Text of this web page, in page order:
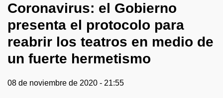
Coronavirus: el Gobierno
presenta el protocolo para
reabrir los teatros en medio de
un fuerte hermetismo
08 de noviembre de 2020 - 21:55